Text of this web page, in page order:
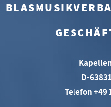
D-
Telefon +49